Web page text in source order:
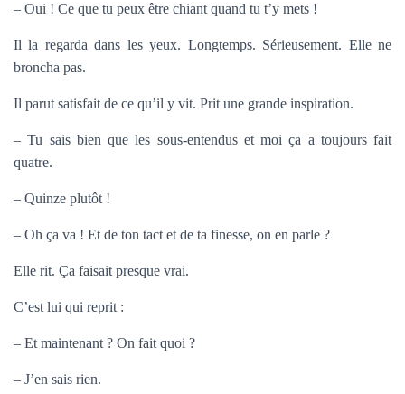
– Oui ! Ce que tu peux être chiant quand tu t’y mets !
Il la regarda dans les yeux. Longtemps. Sérieusement. Elle ne
broncha pas.
Il parut satisfait de ce qu’il y vit. Prit une grande inspiration.
– Tu sais bien que les sous-entendus et moi ça a toujours fait
quatre.
– Quinze plutôt !
– Oh ça va ! Et de ton tact et de ta finesse, on en parle ?
Elle rit. Ça faisait presque vrai.
C’est lui qui reprit :
– Et maintenant ? On fait quoi ?
– J’en sais rien.